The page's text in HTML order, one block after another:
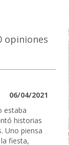
opiniones
06/04/2021
estaba
historias
Uno piensa
fiesta,